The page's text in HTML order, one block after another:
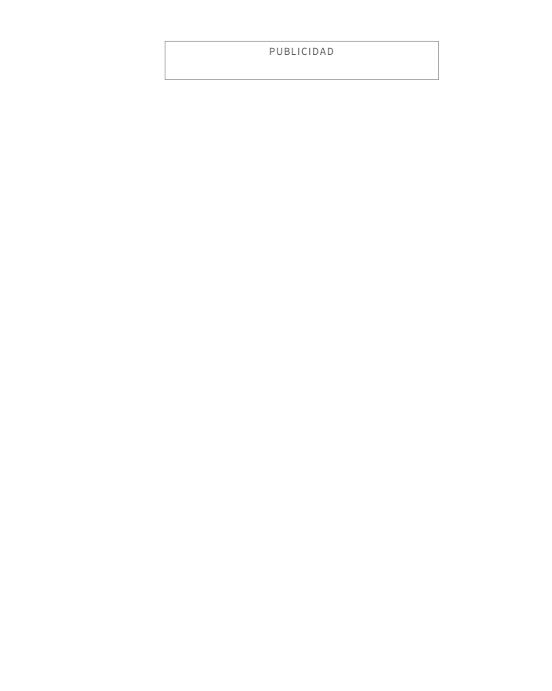
PUBLICIDAD